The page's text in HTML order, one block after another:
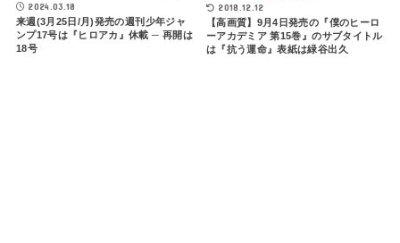
2024.03.18
来週(3月25日/月)発売の週刊少年ジャ
ンプ17号は『ヒロアカ』休載 ─ 再開は
18号
2018.12.12
【高画質】9月4日発売の『僕のヒーロ
ーアカデミア 第15巻』のサブタイトル
は『抗う運命』表紙は緑谷出久